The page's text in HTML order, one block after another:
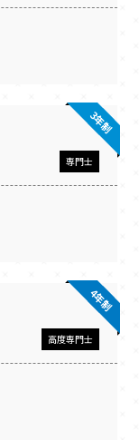
専門士
3年制
高度専門士
4年制